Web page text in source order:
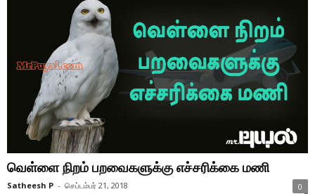
வெள்ளை நிறம் பறவைகளுக்கு எச்சரிக்கை மணி
Satheesh P - செப்டம்பர் 21, 2018 0